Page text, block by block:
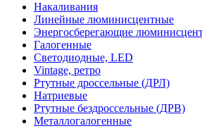
Накаливания
Линейные люминисцентные
Энергосберегающие
Галогенные
Светодиодные, LED
Vintage, ретро
Ртутные дроссельные (ДРЛ)
Натриевые
Ртутные бездроссельные (ДРВ)
Металлогалогенные